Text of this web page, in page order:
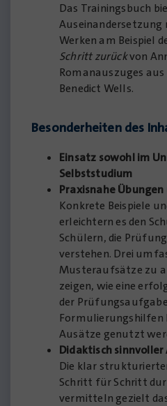
Das Trainingsbuch
Werken am Beispiel
Schritt zurückvon
Romanauszuges aus
Benedict Wells.
Besonderheiten des
Einsatz sowohl im
Selbststudium
Praxisnahe
Konkrete Beispiele
erleichtern es den
Schülern, die
verstehen. Drei
Musteraufsätze zu
zeigen, wie eine
der
Formulierungshilfen
Ausätze genutzt
Didaktisch
Die klar
Schritt für Schritt
vermitteln gezielt